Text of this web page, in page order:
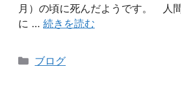
月）の頃に死んだようです。 人
に … 続きを読む
ブログ